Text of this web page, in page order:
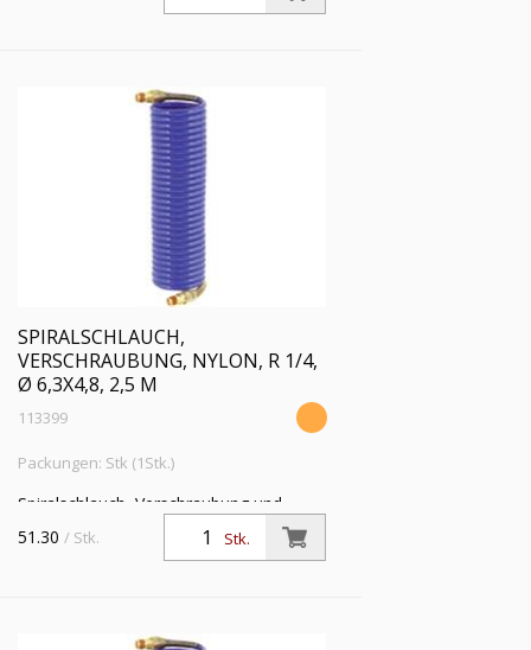
SPIRALSCHLAUCH,
VERSCHRAUBUNG, NYLON, R 1/4,
Ø 6,3X4,8, 2,5 M
113399
Packungen: Stk (1Stk.)
Spiralschlauch, Verschraubung und
Knickschutzfeder, Nylon 11 PA, R 1/4,
Schlauch-ø 6,3x4,8, PN bei 23 °C max.
Stk.
51.30 / Stk.